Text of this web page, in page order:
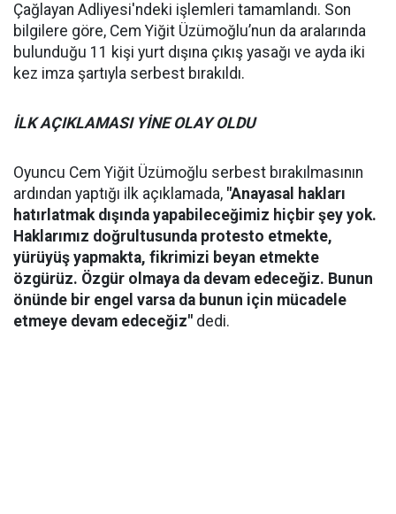
Çağlayan Adliyesi'ndeki işlemleri tamamlandı. Son
bilgilere göre, Cem Yiğit Üzümoğlu’nun da aralarında
bulunduğu 11 kişi yurt dışına çıkış yasağı ve ayda iki
kez imza şartıyla serbest bırakıldı.
İLK AÇIKLAMASI YİNE OLAY OLDU
Oyuncu Cem Yiğit Üzümoğlu serbest bırakılmasının
ardından yaptığı ilk açıklamada, "Anayasal hakları
hatırlatmak dışında yapabileceğimiz hiçbir şey yok.
Haklarımız doğrultusunda protesto etmekte,
yürüyüş yapmakta, fikrimizi beyan etmekte
özgürüz. Özgür olmaya da devam edeceğiz. Bunun
önünde bir engel varsa da bunun için mücadele
etmeye devam edeceğiz" dedi.